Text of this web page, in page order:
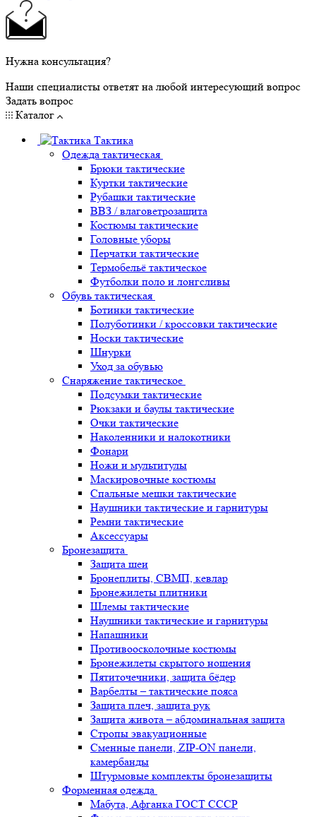
Нужна консультация?
Наши специалисты ответят на любой интересующий вопрос
Задать вопрос
Каталог
Тактика
Одежда тактическая
Брюки тактические
Куртки тактические
Рубашки тактические
ВВЗ / влаговетрозащита
Костюмы тактические
Головные уборы
Перчатки тактические
Термобельё тактическое
Футболки поло и лонгсливы
Обувь тактическая
Ботинки тактические
Полуботинки / кроссовки тактические
Носки тактические
Шнурки
Уход за обувью
Снаряжение тактическое
Подсумки тактические
Рюкзаки и баулы тактические
Очки тактические
Наколенники и налокотники
Фонари
Ножи и мультитулы
Маскировочные костюмы
Спальные мешки тактические
Наушники тактические и гарнитуры
Ремни тактические
Аксессуары
Бронезащита
Защита шеи
Бронеплиты, СВМП, кевлар
Бронежилеты плитники
Шлемы тактические
Наушники тактические и гарнитуры
Напашники
Противоосколочные костюмы
Бронежилеты скрытого ношения
Пятиточечники, защита бёдер
Варбелты – тактические пояса
Защита плеч, защита рук
Защита живота – абдоминальная защита
Стропы эвакуационные
Сменные панели, ZIP-ON панели,
камербанды
Штурмовые комплекты бронезащиты
Форменная одежда
Мабута, Афганка ГОСТ СССР